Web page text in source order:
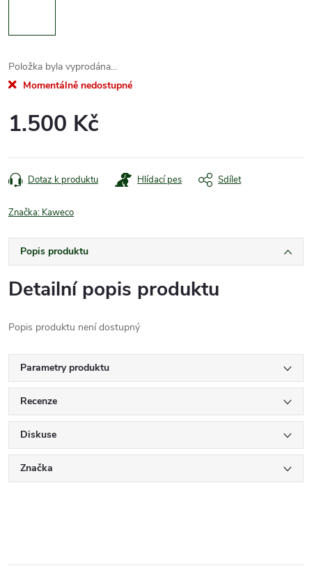
Položka byla vyprodána…
Momentálně nedostupné
1.500 Kč
cena:
Dotaz k produktu Hlídací pes Sdílet
Značka: Kaweco
Popis produktu
Detailní popis produktu
Popis produktu není dostupný
Parametry produktu
Recenze
Diskuse
Značka